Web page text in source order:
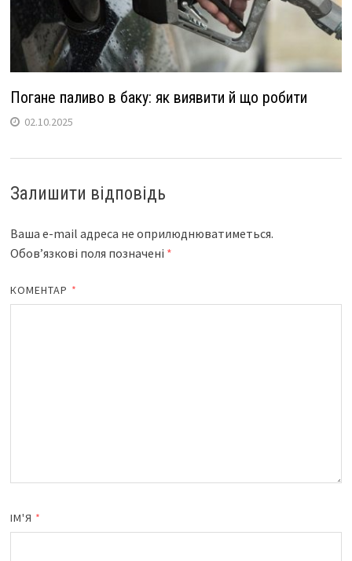
Погане паливо в баку: як виявити й що робити
02.10.2025
Залишити відповідь
Ваша e-mail адреса не оприлюднюватиметься.
Обов’язкові поля позначені *
КОМЕНТАР *
ІМ'Я *